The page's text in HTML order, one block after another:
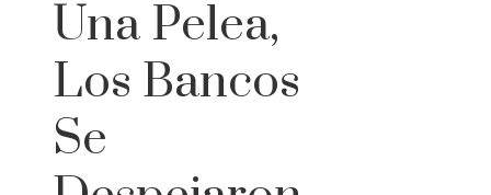
Una Pelea,
Los Bancos
Se